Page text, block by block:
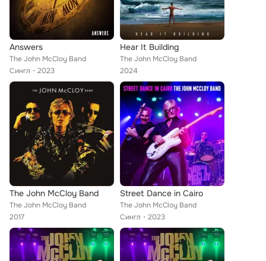
Answers
The John McCloy Band
Сингл
2023
Hear It Building
The John McCloy Band
2024
The John McCloy Band
The John McCloy Band
2017
Street Dance in Cairo
The John McCloy Band
Сингл
2023